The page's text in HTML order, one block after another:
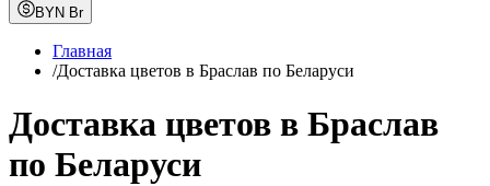
BYN Br
Главная
/Доставка цветов в Браслав по Беларуси
Доставка цветов в Браслав
по Беларуси